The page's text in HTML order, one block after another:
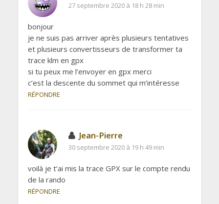
27 septembre 2020 à 18 h 28 min
bonjour
je ne suis pas arriver après plusieurs tentatives
et plusieurs convertisseurs de transformer ta
trace klm en gpx
si tu peux me l’envoyer en gpx merci
c’est la descente du sommet qui m’intéresse
RÉPONDRE
Jean-Pierre
30 septembre 2020 à 19 h 49 min
voilà je t’ai mis la trace GPX sur le compte rendu
de la rando
RÉPONDRE